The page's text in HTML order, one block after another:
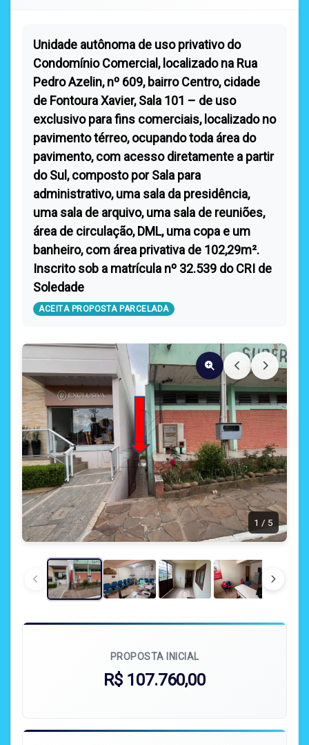
Unidade autônoma de uso privativo do
Condomínio Comercial, localizado na Rua
Pedro Azelin, nº 609, bairro Centro, cidade
de Fontoura Xavier, Sala 101 – de uso
exclusivo para fins comerciais, localizado no
pavimento térreo, ocupando toda área do
pavimento, com acesso diretamente a partir
do Sul, composto por Sala para
administrativo, uma sala da presidência,
uma sala de arquivo, uma sala de reuniões,
área de circulação, DML, uma copa e um
banheiro, com área privativa de 102,29m².
Inscrito sob a matrícula nº 32.539 do CRI de
Soledade
ACEITA PROPOSTA PARCELADA
1 / 5
PROPOSTA INICIAL
R$ 107.760,00